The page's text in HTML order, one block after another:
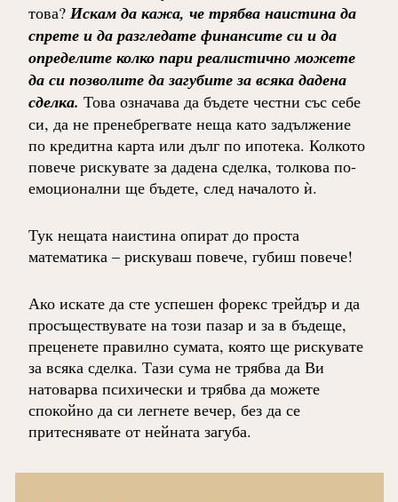
това? Искам да кажа, че трябва наистина да
спрете и да разгледате финансите си и да
определите колко пари реалистично можете
да си позволите да загубите за всяка дадена
сделка. Това означава да бъдете честни със себе
си, да не пренебрегвате неща като задължение
по кредитна карта или дълг по ипотека. Колкото
повече рискувате за дадена сделка, толкова по-
емоционални ще бъдете, след началото ѝ.
Тук нещата наистина опират до проста
математика – рискуваш повече, губиш повече!
Ако искате да сте успешен форекс трейдър и да
просъществувате на този пазар и за в бъдеще,
преценете правилно сумата, която ще рискувате
за всяка сделка. Тази сума не трябва да Ви
натоварва психически и трябва да можете
спокойно да си легнете вечер, без да се
притеснявате от нейната загуба.